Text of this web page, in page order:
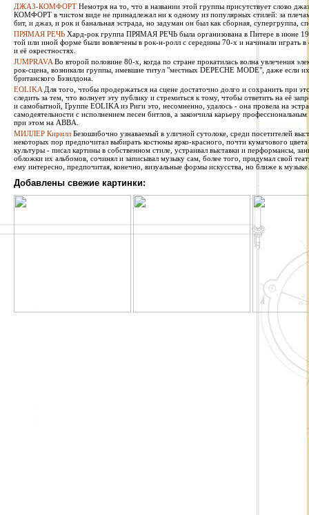
ДЖАЗ-КОМФОРТ Немотря на то, что в названии этой группы присутствует слово
КОМФОРТ в чистом виде не принадлежал ни к одному из популярных стилей: за
бит, и джаз, и рок и банальная эстрада, но задуман он был как сборная, супергруппа,
ПРЯМАЯ РЕЧЬ Хард-рок группа ПРЯМАЯ РЕЧЬ была организована в Питере в июне
той или иной форме были вовлечены в рок-н-ролл с середины 70-х и начинали играть
и её окрестностях.
JUMPRAVA Во второй половине 80-х, когда по стране прокатилась волна увлечения
рок-сцена, возникали группы, имевшие титул "местных DEPECHE MODE", даже если
британского Бэзилдона.
EOLIKA Для того, чтобы продержаться на сцене достаточно долго и сохранить при
следить за тем, что волнует эту публику и стремиться к тому, чтобы ответить на её
и самобытной, Группе EOLIKA из Риги это, несомненно, удалось - она провела на
самодеятельности с исполнением песен битлов, а закончила карьеру
при этом на ABBA.
МИЛЛЕР Кирилл Безошибочно узнаваемый в уличной сутолоке, среди посетителей
некоторых пор предпочитал выбирать костюмы ярко-красного, почти кумачового
культуры - писал картины в собственном стиле, устраивал выставки и перформансы,
обложки их альбомов, сочинял и записывал музыку сам, более того, придумал свой
ему интересно, предпочитая, конечно, визуальные формы искусства, но ближе к музыке.
Добавлены свежие картинки: